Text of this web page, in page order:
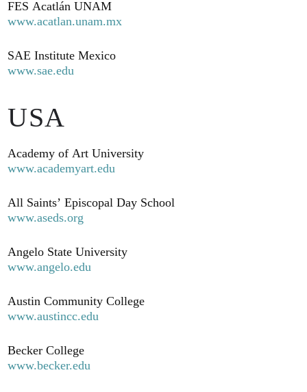
FES Acatlán UNAM
www.acatlan.unam.mx
SAE Institute Mexico
www.sae.edu
USA
Academy of Art University
www.academyart.edu
All Saints’ Episcopal Day School
www.aseds.org
Angelo State University
www.angelo.edu
Austin Community College
www.austincc.edu
Becker College
www.becker.edu